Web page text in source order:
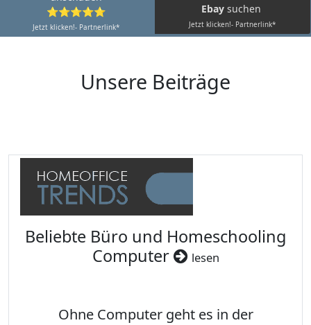
⭐⭐⭐⭐⭐
Jetzt klicken!- Partnerlink*
Ebay suchen
Jetzt klicken!- Partnerlink*
Unsere Beiträge
Beliebte Büro und Homeschooling
Computer
lesen
Ohne Computer geht es in der